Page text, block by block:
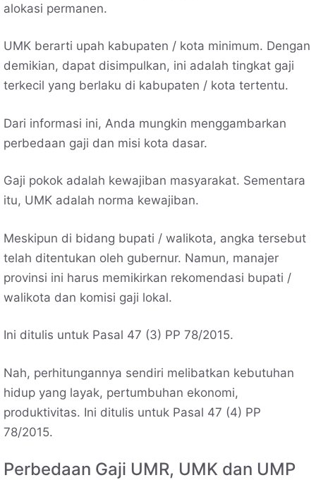
alokasi permanen.
UMK berarti upah kabupaten / kota minimum. Dengan
demikian, dapat disimpulkan, ini adalah tingkat gaji
terkecil yang berlaku di kabupaten / kota tertentu.
Dari informasi ini, Anda mungkin menggambarkan
perbedaan gaji dan misi kota dasar.
Gaji pokok adalah kewajiban masyarakat. Sementara
itu, UMK adalah norma kewajiban.
Meskipun di bidang bupati / walikota, angka tersebut
telah ditentukan oleh gubernur. Namun, manajer
provinsi ini harus memikirkan rekomendasi bupati /
walikota dan komisi gaji lokal.
Ini ditulis untuk Pasal 47 (3) PP 78/2015.
Nah, perhitungannya sendiri melibatkan kebutuhan
hidup yang layak, pertumbuhan ekonomi,
produktivitas. Ini ditulis untuk Pasal 47 (4) PP
78/2015.
Perbedaan Gaji UMR, UMK dan UMP